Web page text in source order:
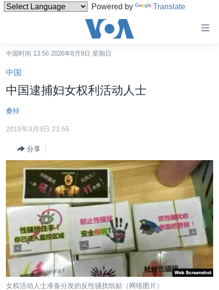
Powered by Translate
碍
链
接
转
内
导
航
跳
索
台湾
港澳
国际
最新国际新闻
印太
中东
非洲
美洲
全球议题
分类新闻
经济·金融·贸易
人权·法律·宗教
科教·文娱·体健
军事
劳工
环境
美中关系
热点专题
白宫要闻
国会报道
美中关系
美国建国250周年
VOA视频
VOA今日焦点
中文广播
关注我们
中国时间 13:56 2026年8月9日 星期日
中国
中国逮捕妇女权利活动人士
桑特
2015年3月9日 23:55
分享
女权活动人士准备分发的反性骚扰纸贴（网络图片）